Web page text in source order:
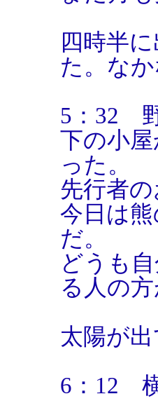
四時半
た。な
5：32
下の小
った。
先行者
今日は
だ。
どうも
る人の
太陽が
6：12